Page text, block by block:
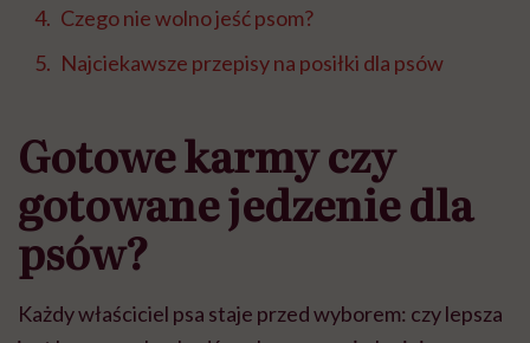
Czego nie wolno jeść psom?
Najciekawsze przepisy na posiłki dla psów
Gotowe karmy czy
gotowane jedzenie dla
psów?
Każdy właściciel psa staje przed wyborem: czy lepsza